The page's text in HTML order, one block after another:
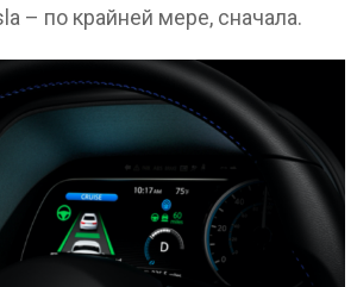
– по крайней мере, сначала.